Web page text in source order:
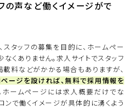
の声など働くイメージがで
タッフの募集を目的に、ホームペー
くありません。求人サイトでスタッフ
料などがかかる場合もありますが、
ージを設ければ、無料で採用情報を
ホームページには求人概要だけでな
ンで働くイメージが具体的に湧くよう